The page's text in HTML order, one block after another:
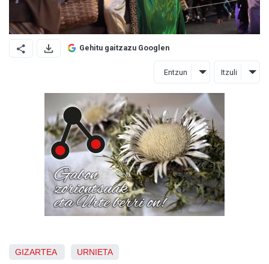
Gehitu gaitzazu Googlen
Entzun Itzuli
GIZARTEA URNIETA